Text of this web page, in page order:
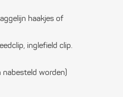
haakjes of
inglefield clip.
nabesteld worden)